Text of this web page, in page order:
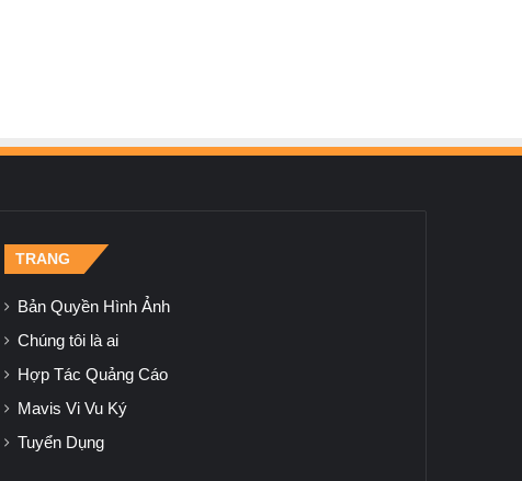
TRANG
Bản Quyền Hình Ảnh
Chúng tôi là ai
Hợp Tác Quảng Cáo
Mavis Vi Vu Ký
Tuyển Dụng